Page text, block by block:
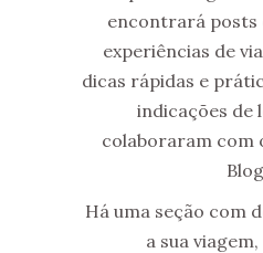
encontrará posts
experiências de
dicas rápidas e
indicações de
colaboraram com
Há uma seção com
a sua